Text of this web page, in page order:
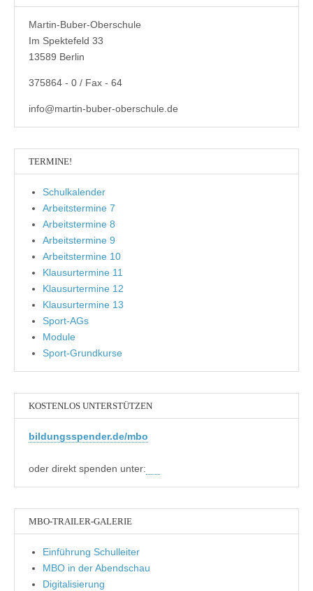
Martin-Buber-Oberschule
Im Spektefeld 33
13589 Berlin
375864 - 0 / Fax - 64
info@martin-buber-oberschule.de
TERMINE!
Schulkalender
Arbeitstermine 7
Arbeitstermine 8
Arbeitstermine 9
Arbeitstermine 10
Klausurtermine 11
Klausurtermine 12
Klausurtermine 13
Sport-AGs
Module
Sport-Grundkurse
KOSTENLOS UNTERSTÜTZEN
bildungsspender.de/mbo
oder direkt spenden unter:
MBO-TRAILER-GALERIE
Einführung Schulleiter
MBO in der Abendschau
Digitalisierung